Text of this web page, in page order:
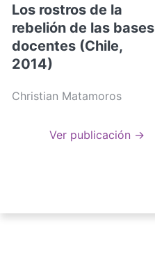
Los rostros de la
rebelión de las bases
docentes (Chile,
2014)
Christian Matamoros
Ver publicación →